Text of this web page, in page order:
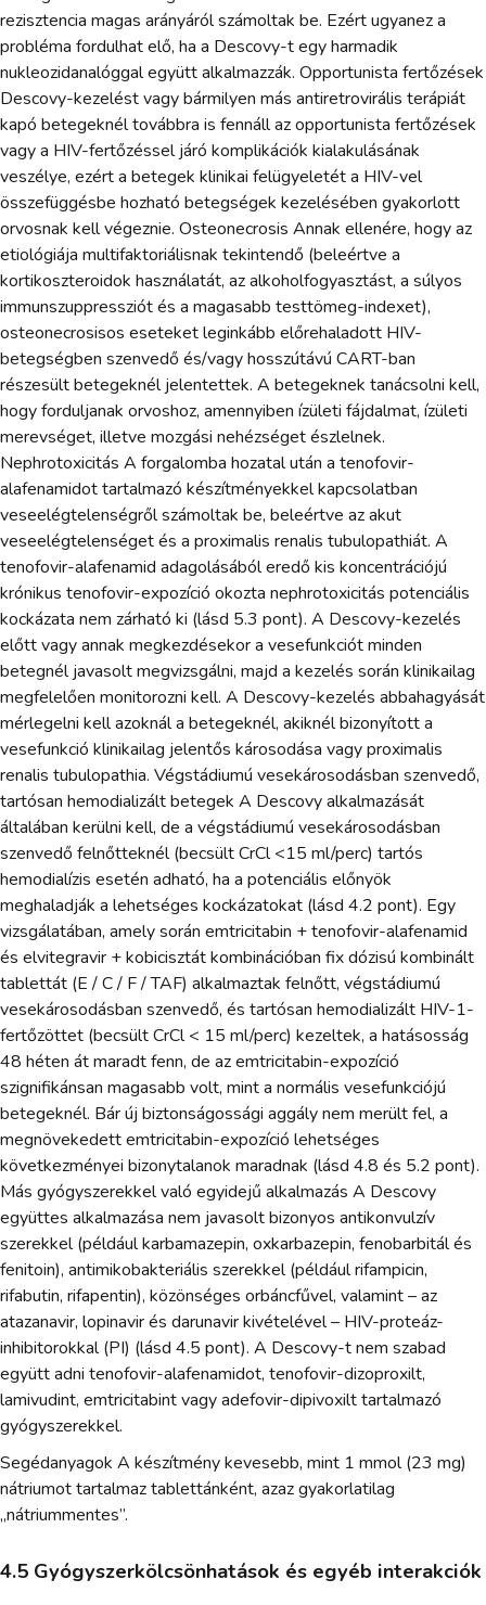
rezisztencia magas arányáról számoltak be. Ezért ugyanez a
probléma fordulhat elő, ha a Descovy-t egy harmadik
nukleozidanalóggal együtt alkalmazzák. Opportunista fertőzések
Descovy-kezelést vagy bármilyen más antiretrovirális terápiát
kapó betegeknél továbbra is fennáll az opportunista fertőzések
vagy a HIV-fertőzéssel járó komplikációk kialakulásának
veszélye, ezért a betegek klinikai felügyeletét a HIV-vel
összefüggésbe hozható betegségek kezelésében gyakorlott
orvosnak kell végeznie. Osteonecrosis Annak ellenére, hogy az
etiológiája multifaktoriálisnak tekintendő (beleértve a
kortikoszteroidok használatát, az alkoholfogyasztást, a súlyos
immunszuppressziót és a magasabb testtömeg-indexet),
osteonecrosisos eseteket leginkább előrehaladott HIV-
betegségben szenvedő és/vagy hosszútávú CART-ban
részesült betegeknél jelentettek. A betegeknek tanácsolni kell,
hogy forduljanak orvoshoz, amennyiben ízületi fájdalmat, ízületi
merevséget, illetve mozgási nehézséget észlelnek.
Nephrotoxicitás A forgalomba hozatal után a tenofovir-
alafenamidot tartalmazó készítményekkel kapcsolatban
veseelégtelenségről számoltak be, beleértve az akut
veseelégtelenséget és a proximalis renalis tubulopathiát. A
tenofovir-alafenamid adagolásából eredő kis koncentrációjú
krónikus tenofovir-expozíció okozta nephrotoxicitás potenciális
kockázata nem zárható ki (lásd 5.3 pont). A Descovy-kezelés
előtt vagy annak megkezdésekor a vesefunkciót minden
betegnél javasolt megvizsgálni, majd a kezelés során klinikailag
megfelelően monitorozni kell. A Descovy-kezelés abbahagyását
mérlegelni kell azoknál a betegeknél, akiknél bizonyított a
vesefunkció klinikailag jelentős károsodása vagy proximalis
renalis tubulopathia. Végstádiumú vesekárosodásban szenvedő,
tartósan hemodializált betegek A Descovy alkalmazását
általában kerülni kell, de a végstádiumú vesekárosodásban
szenvedő felnőtteknél (becsült CrCl <15 ml/perc) tartós
hemodialízis esetén adható, ha a potenciális előnyök
meghaladják a lehetséges kockázatokat (lásd 4.2 pont). Egy
vizsgálatában, amely során emtricitabin + tenofovir-alafenamid
és elvitegravir + kobicisztát kombinációban fix dózisú kombinált
tablettát (E / C / F / TAF) alkalmaztak felnőtt, végstádiumú
vesekárosodásban szenvedő, és tartósan hemodializált HIV-1-
fertőzöttet (becsült CrCl < 15 ml/perc) kezeltek, a hatásosság
48 héten át maradt fenn, de az emtricitabin-expozíció
szignifikánsan magasabb volt, mint a normális vesefunkciójú
betegeknél. Bár új biztonságossági aggály nem merült fel, a
megnövekedett emtricitabin-expozíció lehetséges
következményei bizonytalanok maradnak (lásd 4.8 és 5.2 pont).
Más gyógyszerekkel való egyidejű alkalmazás A Descovy
együttes alkalmazása nem javasolt bizonyos antikonvulzív
szerekkel (például karbamazepin, oxkarbazepin, fenobarbitál és
fenitoin), antimikobakteriális szerekkel (például rifampicin,
rifabutin, rifapentin), közönséges orbáncfűvel, valamint – az
atazanavir, lopinavir és darunavir kivételével – HIV-proteáz-
inhibitorokkal (PI) (lásd 4.5 pont). A Descovy-t nem szabad
együtt adni tenofovir-alafenamidot, tenofovir-dizoproxilt,
lamivudint, emtricitabint vagy adefovir-dipivoxilt tartalmazó
gyógyszerekkel.
Segédanyagok A készítmény kevesebb, mint 1 mmol (23 mg)
nátriumot tartalmaz tablettánként, azaz gyakorlatilag
„nátriummentes”.
4.5 Gyógyszerkölcsönhatások és egyéb interakciók